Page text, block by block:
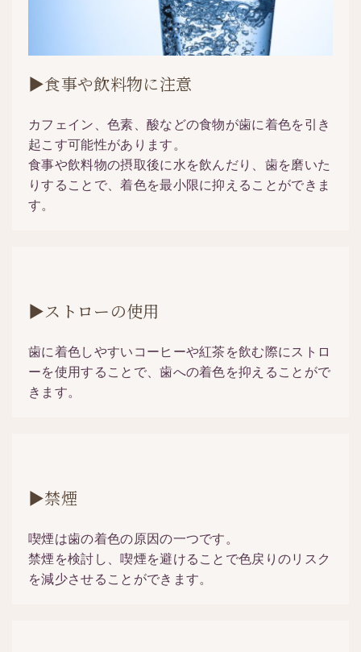
▶食事や飲料物に注意
カフェイン、色素、酸などの食物が歯に着色を引き
起こす可能性があります。
食事や飲料物の摂取後に水を飲んだり、歯を磨いた
りすることで、着色を最小限に抑えることができま
す。
▶ストローの使用
歯に着色しやすいコーヒーや紅茶を飲む際にストロ
ーを使用することで、歯への着色を抑えることがで
きます。
▶禁煙
喫煙は歯の着色の原因の一つです。
禁煙を検討し、喫煙を避けることで色戻りのリスク
を減少させることができます。